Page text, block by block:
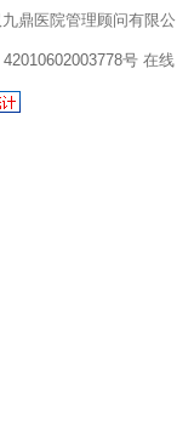
鼎医院管理顾问有限公
号 在线